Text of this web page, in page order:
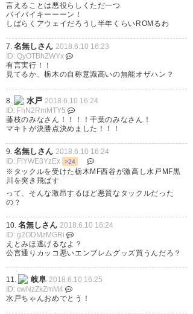
— こまきた (teruyoshito1)
2018, 6月 10
とにかく勝った！祝杯あげろ！
#mitohollyhock
https://t.co/xOkcphFK4L
— うず (_ooze)2018, 6月 10
先に言っとく 栃木の皆さんごめ
んなさい ホーリーホック 勝っ
たどーーー(≧∇≦)b(≧∇≦)b
https://t.co/SS0csqlEDg
— まぢぶるー・009
言えることは悪役らしくただ一つ
バイバイキーーーン！
しばらくアウェイだろうし半年くらいROMるわ
7. 名無しさん 2018.6.10 16:23
ID: QyOTBhZWYx
有言実行！！
見てるか、栃木の自称意識高いの無能オザハン？
8. 水戸 2018.6.10 16:24
ID: FhN2RmMTY5
藤枝のみなさん！！！！千葉のみなさん！
マキトが決勝点決めました！！！
9. 名無しさん 2018.6.10 16:24
ID: FlYWE3YzEx
>24
※タックルを受けた栃木MF西谷が激高し水戸MF黒
川を突き飛ばす
って、そんな激昂するほど悪質なタックルだった
の？
10. 名無しさん 2018.6.10 16:24
ID: g2ODMzMGRi
えとみほ逃げるなよ？
公言通りカッコ悪いエンブレムグッズ買うんだろ？
11. 岐阜 2018.6.10 16:25
ID: cwNzZkZmM4
水戸ちゃんおめでとう！